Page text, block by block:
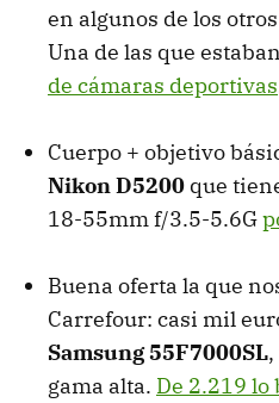
en algunos de los
Una de las que
de cámaras deportivas
Cuerpo + objetivo
Nikon D5200 que
18-55mm f/3.5-5.6G
Buena oferta la que
Carrefour: casi mil
Samsung 55F7000SL
gama alta. De 2.219 lo